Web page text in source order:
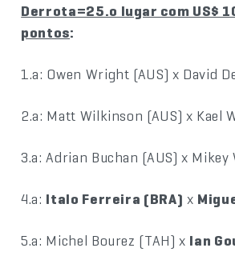
Derrota=25.o lugar com US$
pontos:
1.a: Owen Wright (AUS) x David
2.a: Matt Wilkinson (AUS) x Kael
3.a: Adrian Buchan (AUS) x Mikey
4.a: Italo Ferreira (BRA) x
5.a: Michel Bourez (TAH) x Ian